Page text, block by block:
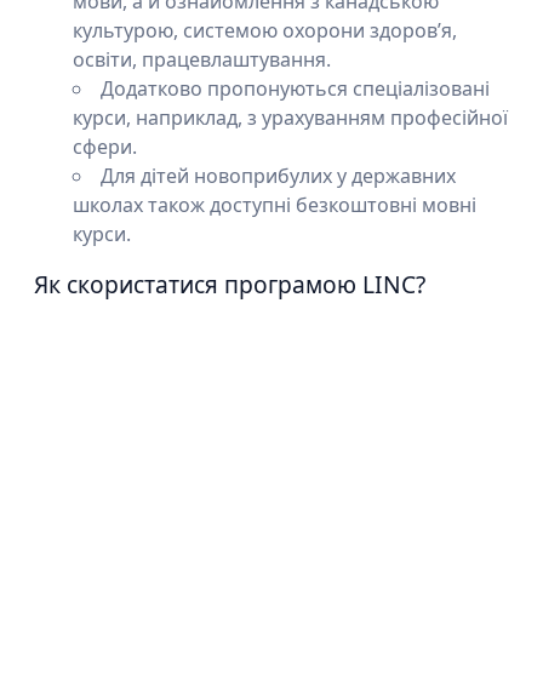
культурою, системою охорони здоров’я,
освіти, працевлаштування.
Додатково пропонуються спеціалізовані
курси, наприклад, з урахуванням професійної
сфери.
Для дітей новоприбулих у державних
школах також доступні безкоштовні мовні
курси.
Як скористатися програмою LINC?